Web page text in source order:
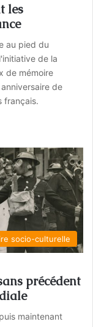
les
au pied du
de la
de mémoire
de
français.
socio-culturelle
précédent
maintenant